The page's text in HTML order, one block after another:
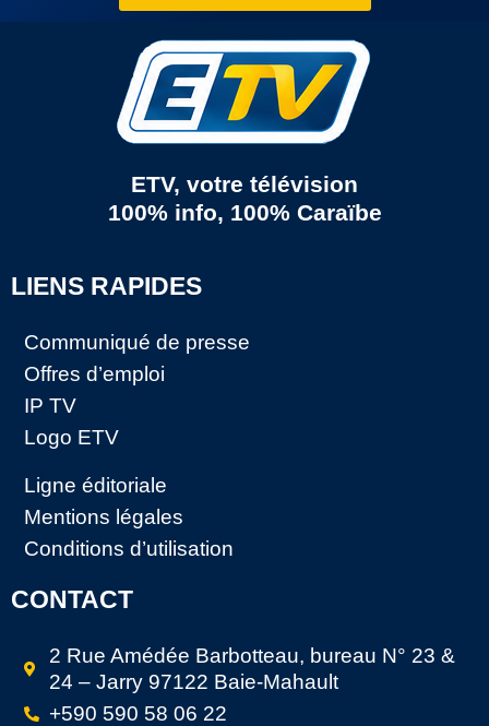
ETV, votre télévision
100% info, 100% Caraïbe
LIENS RAPIDES
Communiqué de presse
Offres d’emploi
IP TV
Logo ETV
Ligne éditoriale
Mentions légales
Conditions d’utilisation
CONTACT
2 Rue Amédée Barbotteau, bureau N° 23 &
24 – Jarry 97122 Baie-Mahault
+590 590 58 06 22